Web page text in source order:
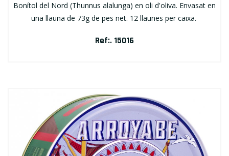
Bonítol del Nord (Thunnus alalunga) en oli d'oliva. Envasat en
una llauna de 73g de pes net. 12 llaunes per caixa.
Ref:. 15016